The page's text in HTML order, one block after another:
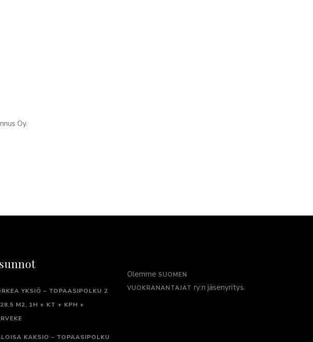
Oy.
YKSIÖ – TOPAASIPOLKU 2
M2, 1H + KT + KPH +
KAKSIO – TOPAASIPOLKU
Olemme SUOMEN
VUOKRANANTAJAT ry:n jäsenyritys.